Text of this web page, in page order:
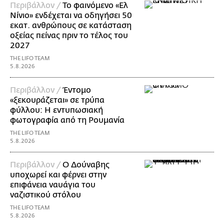
Περιβάλλον /Το φαινόμενο «Ελ
Νίνιο» ενδέχεται να οδηγήσει 50
εκατ. ανθρώπους σε κατάσταση
οξείας πείνας πριν το τέλος του
2027
THE LIFO TEAM
5.8.2026
Περιβάλλον /Έντομο
«ξεκουράζεται» σε τρύπα
φύλλου: Η εντυπωσιακή
φωτογραφία από τη Ρουμανία
THE LIFO TEAM
5.8.2026
Περιβάλλον /Ο Δούναβης
υποχωρεί και φέρνει στην
επιφάνεια ναυάγια του
ναζιστικού στόλου
THE LIFO TEAM
5.8.2026